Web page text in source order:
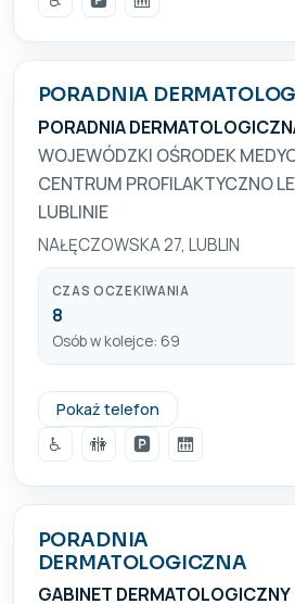
PORADNIA
PORADNIA
WOJEWÓDZKI OŚRODEK
CENTRUM PROFILAKTYCZNO
LUBLINIE
NAŁĘCZOWSKA 27, LUBLIN
CZAS OCZEKIWANIA
8
Osób w kolejce: 69
Pokaż telefon
815330034
♿
🚻 🅿️ 🛗
PORADNIA
DERMATOLOGICZNA
GABINET DERMATOLOGICZNY